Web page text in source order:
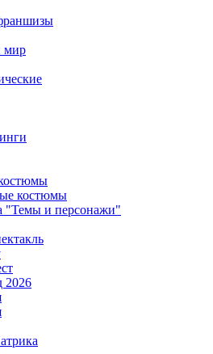
мир
костюмы
"Темы и персонажи"
2026